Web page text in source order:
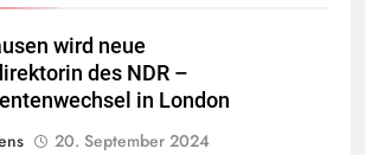
wird neue
des NDR –
in London
20. September 2024